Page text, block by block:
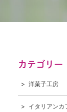
カテゴリー
洋菓子工房
イタリアンカ